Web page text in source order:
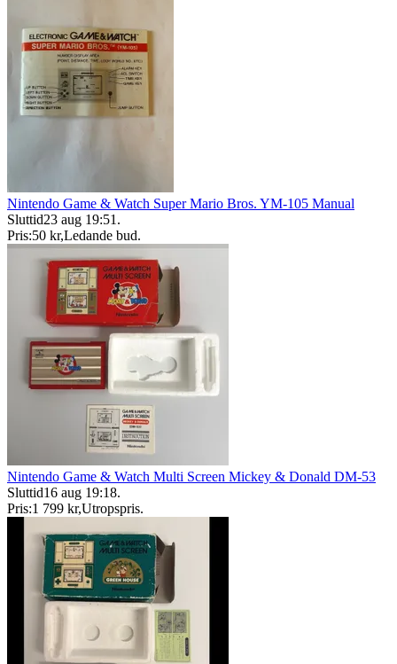
Nintendo Game & Watch Super Mario Bros. YM-105 Manual
Sluttid23 aug 19:51 .
Pris:50 kr,Ledande bud.
Nintendo Game & Watch Multi Screen Mickey & Donald DM-53
Sluttid16 aug 19:18.
Pris:1 799 kr,Utropspris.